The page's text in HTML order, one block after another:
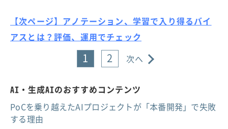
【次ページ】アノテーション、学習で入り得るバイ
アスとは？評価、運用でチェック
1 2 次へ
AI・生成AIのおすすめコンテンツ
PoCを乗り越えたAIプロジェクトが「本番開発」で失敗
する理由